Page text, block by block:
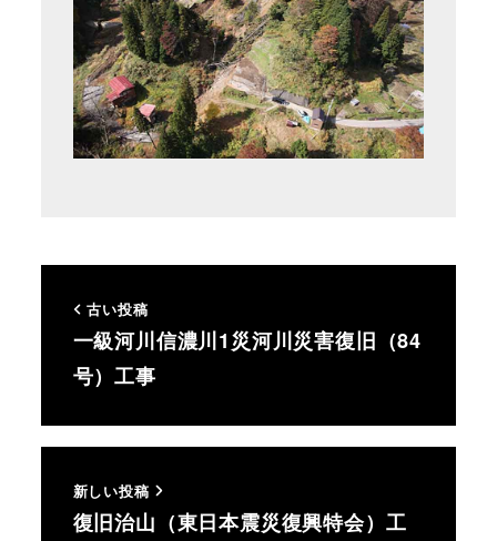
古い投稿
一級河川信濃川1災河川災害復旧（84
号）工事
新しい投稿
復旧治山（東日本震災復興特会）工